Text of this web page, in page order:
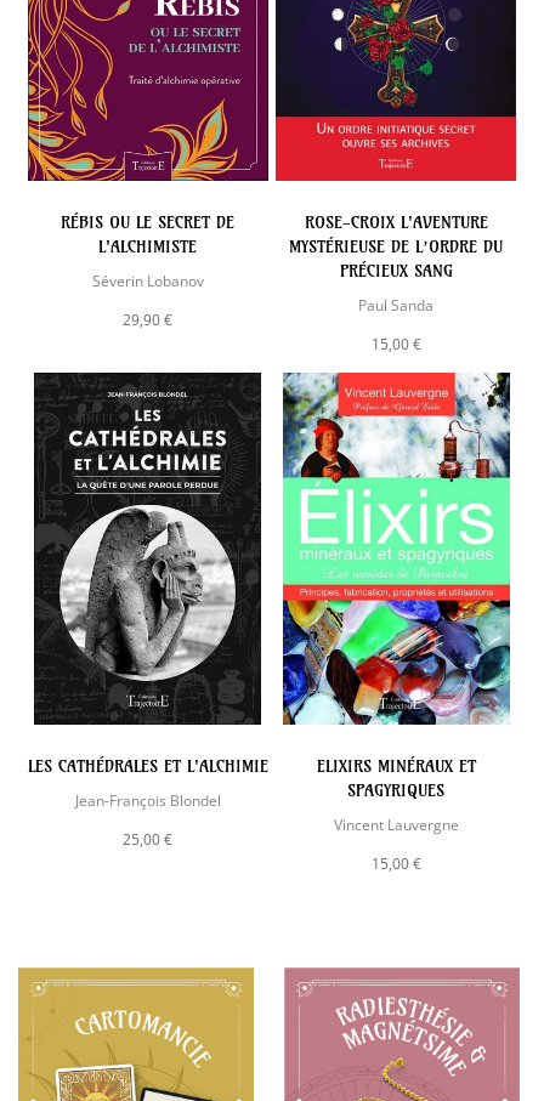
RÉBIS OU LE SECRET DE
L'ALCHIMISTE
Séverin Lobanov
29,90 €
ROSE-CROIX L'AVENTURE
MYSTÉRIEUSE DE L’ORDRE DU
PRÉCIEUX SANG
Paul Sanda
15,00 €
LES CATHÉDRALES ET L'ALCHIMIE
Jean-François Blondel
25,00 €
ELIXIRS MINÉRAUX ET
SPAGYRIQUES
Vincent Lauvergne
15,00 €